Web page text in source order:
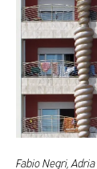
Fabio Negri,